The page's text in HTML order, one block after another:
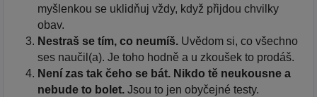
myšlenkou se uklidňuj vždy, když přijdou chvilky
obav.
Nestraš se tím, co neumíš. Uvědom si, co všechno
ses naučil(a). Je toho hodně a u zkoušek to prodáš.
Není zas tak čeho se bát. Nikdo tě neukousne a
nebude to bolet. Jsou to jen obyčejné testy.